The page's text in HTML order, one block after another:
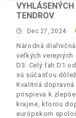
TENDROV
Dec 27, 2024
Národná
veľkých verejných
D3. Celý ťah D1
sú súčasťou
Kvalitná
prispieva k
krajine, ktorou
európskom